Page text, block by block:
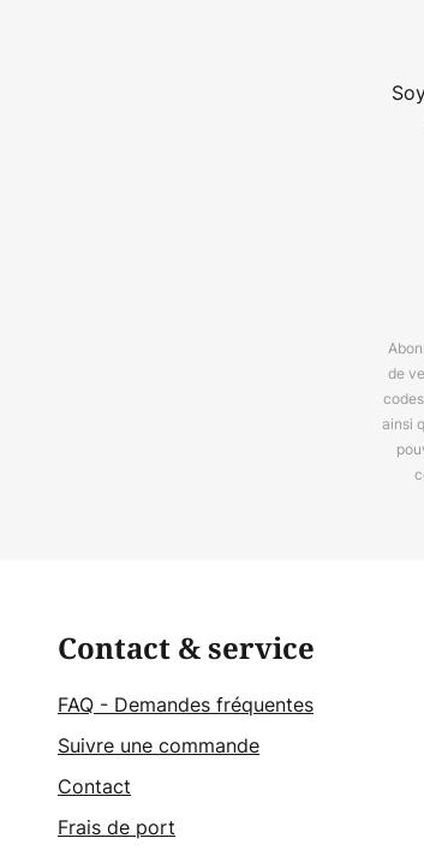
de
ainsi
Contact & service
FAQ - Demandes fréquentes
Suivre une commande
Contact
Frais de port